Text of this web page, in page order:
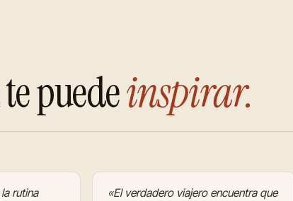
puedeinspirar.
rutina
«El verdadero viajero encuentra que